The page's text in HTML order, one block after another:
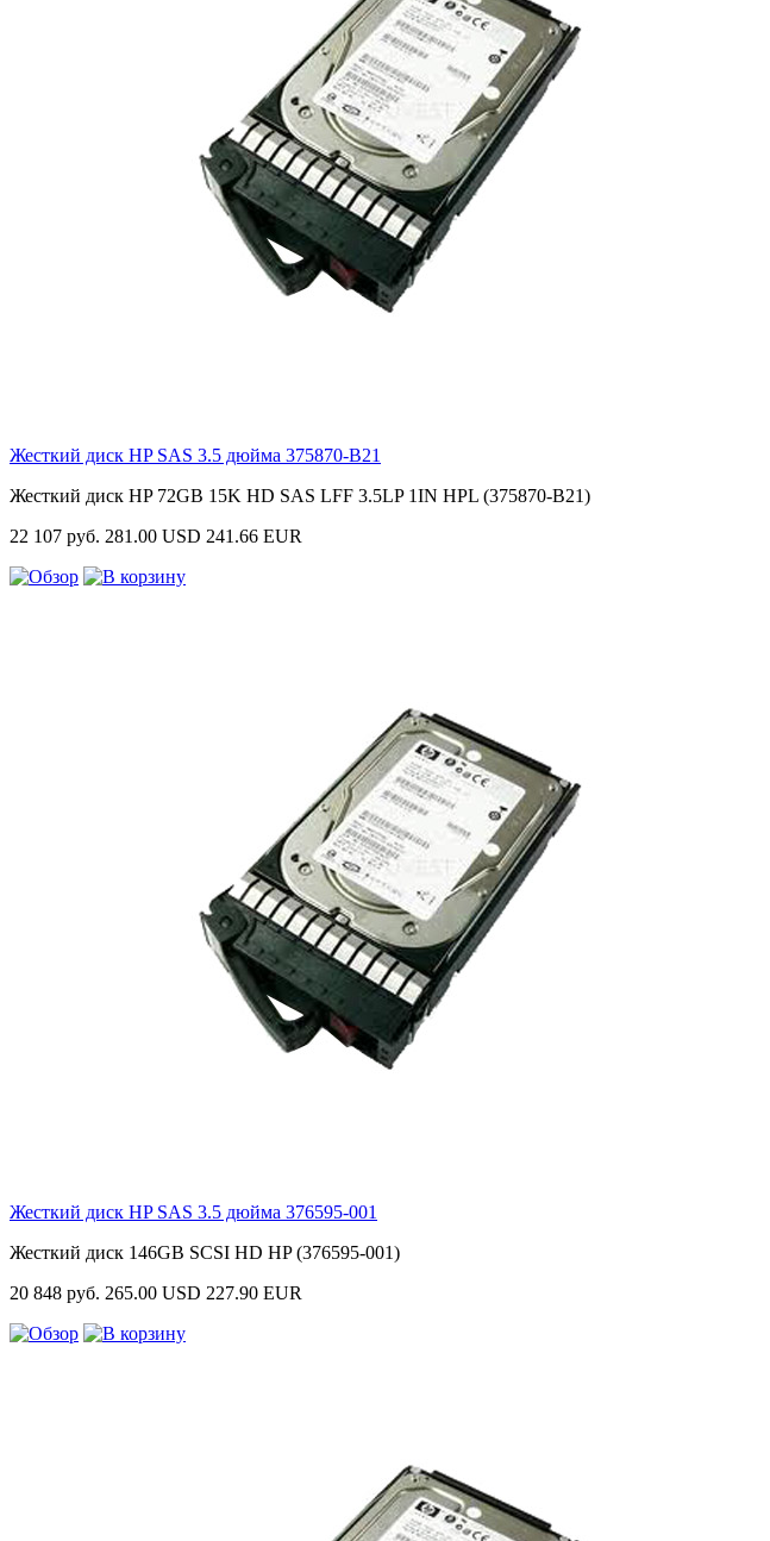
Жесткий диск HP SAS 3.5 дюйма 375870-B21
Жесткий диск HP 72GB 15K HD SAS LFF 3.5LP 1IN HPL (375870-B21)
22 107 руб. 281.00 USD 241.66 EUR
Жесткий диск HP SAS 3.5 дюйма 376595-001
Жесткий диск 146GB SCSI HD HP (376595-001)
20 848 руб. 265.00 USD 227.90 EUR